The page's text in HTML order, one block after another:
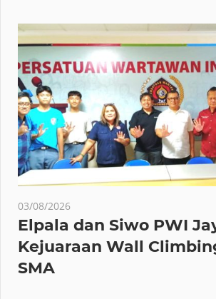
03/08/2026
Elpala dan Siwo PWI
Kejuaraan Wall
SMA